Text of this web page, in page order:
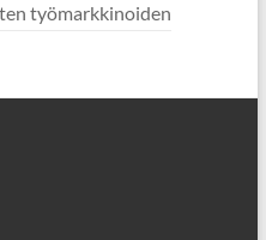
työmarkkinoiden